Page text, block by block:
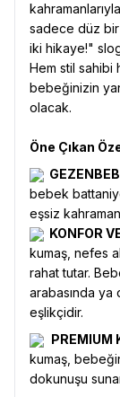
sadece düz
iki hikaye!"
Hem stil sahibi
bebeğinizin
olacak.
Öne Çıkan
bebek
eşsiz
KONFOR
kumaş, nefes
rahat tutar.
arabasında
eşlikçidir.
PREMIUM
kumaş,
dokunuşu